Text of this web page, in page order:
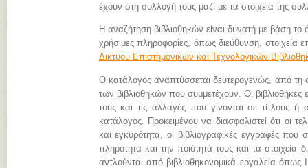
έχουν στη συλλογή τους μαζί με τα στοιχεία της
Η αναζήτηση βιβλιοθηκών είναι δυνατή με βάση το
χρήσιμες πληροφορίες, όπως διεύθυνση, στοιχεία
Δικτύου Επιστημονικών και Τεχνολογικών
Ο κατάλογος αναπτύσσεται δευτερογενώς, από
των βιβλιοθηκών που συμμετέχουν. Οι
τους και τις αλλαγές που γίνονται σε τίτλους
κατάλογος. Προκειμένου να διασφαλιστεί ότι οι
και εγκυρότητα, οι βιβλιογραφικές εγγραφές που
πληρότητα και την ποιότητά τους και τα
αντλούνται από βιβλιοθηκονομικά εργαλεία